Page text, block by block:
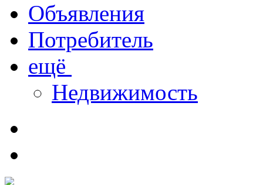
Объявления
Потребитель
ещё
Недвижимость